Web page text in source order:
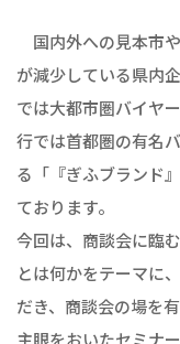
国内外への見本市
が減少している県内
では大都市圏バイヤ
行では首都圏の有名
る「『ぎふブランド
ております。
今回は、商談会に臨
とは何かをテーマに
だき、商談会の場を
主眼をおいたセミナ